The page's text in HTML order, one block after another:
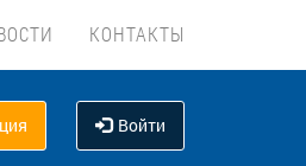
КОНТАКТЫ
Войти